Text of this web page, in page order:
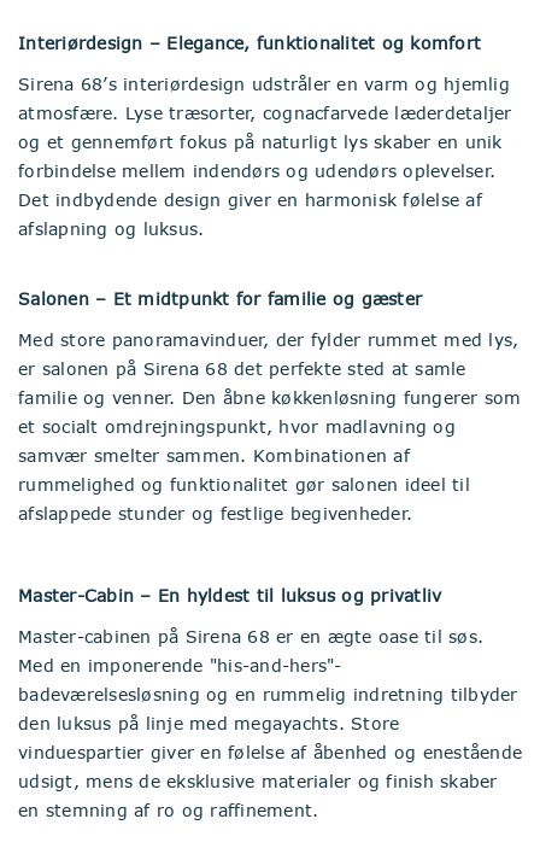
Interiørdesign – Elegance, funktionalitet og komfort
Sirena 68’s interiørdesign udstråler en varm og hjemlig
atmosfære. Lyse træsorter, cognacfarvede læderdetaljer
og et gennemført fokus på naturligt lys skaber en unik
forbindelse mellem indendørs og udendørs oplevelser.
Det indbydende design giver en harmonisk følelse af
afslapning og luksus.
Salonen – Et midtpunkt for familie og gæster
Med store panoramavinduer, der fylder rummet med lys,
er salonen på Sirena 68 det perfekte sted at samle
familie og venner. Den åbne køkkenløsning fungerer som
et socialt omdrejningspunkt, hvor madlavning og
samvær smelter sammen. Kombinationen af
rummelighed og funktionalitet gør salonen ideel til
afslappede stunder og festlige begivenheder.
Master-Cabin – En hyldest til luksus og privatliv
Master-cabinen på Sirena 68 er en ægte oase til søs.
Med en imponerende "his-and-hers"-
badeværelsesløsning og en rummelig indretning tilbyder
den luksus på linje med megayachts. Store
vinduespartier giver en følelse af åbenhed og enestående
udsigt, mens de eksklusive materialer og finish skaber
en stemning af ro og raffinement.